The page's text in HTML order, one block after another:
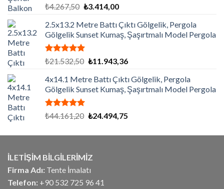
5 üzerinden
oy
aldı
₺4.267,50 Orijinal
₺4.267,50.
₺3.414,00Şu
fiyat:
₺3.414,00.
2.5x13.2 Metre Battı Çıktı Gölgelik, Pergola
Gölgelik Sunset Kumaş, Şaşırtmalı Model Pergola
5 üzerinden
aldı
₺21.532,50 Orijinal
₺21.532,50.
₺11.943,36Şu
fiyat:
₺11.943,36.
4x14.1 Metre Battı Çıktı Gölgelik, Pergola
Gölgelik Sunset Kumaş, Şaşırtmalı Model Pergola
5 üzerinden
₺44.161,20 Orijinal
₺44.161,20.
₺24.494,75Şu
fiyat:
İLETİŞİM BİLGİLERİMİZ
Firma Adı: Tente İmalatı
Telefon: +90 532 725 96 41